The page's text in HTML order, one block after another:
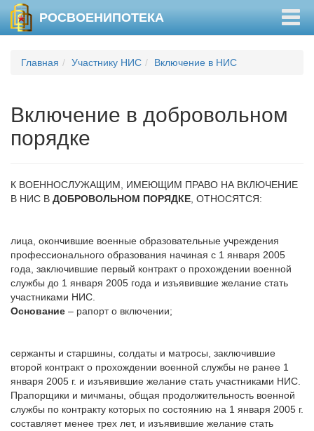
РОСВОЕНИПОТЕКА
Главная Участнику НИС Включение в НИС
Включение в добровольном
порядке
К ВОЕННОСЛУЖАЩИМ, ИМЕЮЩИМ ПРАВО НА ВКЛЮЧЕНИЕ
В НИС В ДОБРОВОЛЬНОМ ПОРЯДКЕ , ОТНОСЯТСЯ:
лица, окончившие военные образовательные учреждения
профессионального образования начиная с 1 января 2005
года, заключившие первый контракт о прохождении военной
службы до 1 января 2005 года и изъявившие желание стать
участниками НИС.
Основание – рапорт о включении;
сержанты и старшины, солдаты и матросы, заключившие
второй контракт о прохождении военной службы не ранее 1
января 2005 г. и изъявившие желание стать участниками НИС.
Прапорщики и мичманы, общая продолжительность военной
службы по контракту которых по состоянию на 1 января 2005 г.
составляет менее трех лет, и изъявившие желание стать